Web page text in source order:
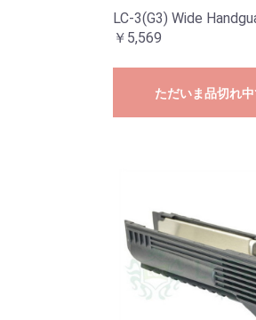
LC-3(G3) Wide
￥5,569
ただいま品切れ中